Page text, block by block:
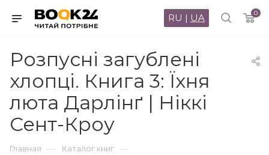
0
RU | UA
Розпусні загублені
хлопці. Книга 3: Їхня
люта Дарлінґ | Ніккі
Сент-Кроу
Главная — Каталог книг —